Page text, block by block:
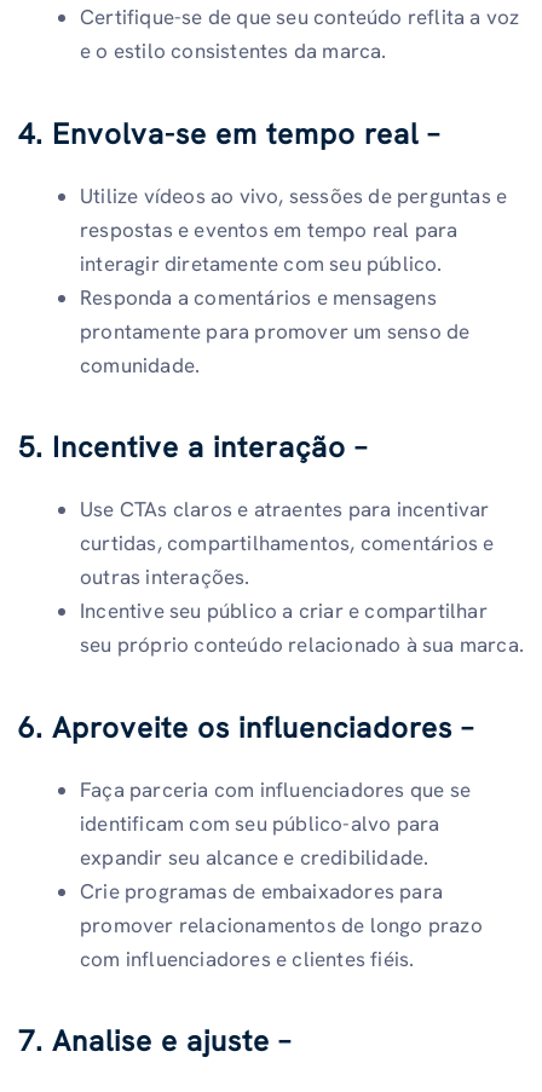
Certifique-se de que seu conteúdo reflita a voz
e o estilo consistentes da marca.
4. Envolva-se em tempo real –
Utilize vídeos ao vivo, sessões de perguntas e
respostas e eventos em tempo real para
interagir diretamente com seu público.
Responda a comentários e mensagens
prontamente para promover um senso de
comunidade.
5. Incentive a interação –
Use CTAs claros e atraentes para incentivar
curtidas, compartilhamentos, comentários e
outras interações.
Incentive seu público a criar e compartilhar
seu próprio conteúdo relacionado à sua marca.
6. Aproveite os influenciadores –
Faça parceria com influenciadores que se
identificam com seu público-alvo para
expandir seu alcance e credibilidade.
Crie programas de embaixadores para
promover relacionamentos de longo prazo
com influenciadores e clientes fiéis.
7. Analise e ajuste –